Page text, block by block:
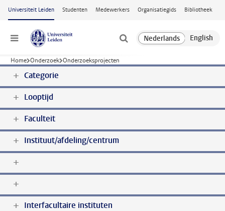
Ga naar hoofdinhoud
Universiteit Leiden Studenten Medewerkers Organisatiegids Bibliotheek
Menu
Home Onderzoek Onderzoeksprojecten
Categorie
Looptijd
Faculteit
Instituut/afdeling/centrum
Interfacultaire instituten